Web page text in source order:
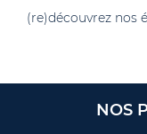
(re)découvrez nos
NOS